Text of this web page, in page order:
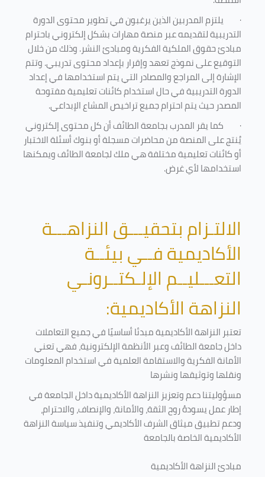
· يلتزم المدربين الذين يرغبون في تطوير محتوى الدورة
التدريبية لتقديمه عبر منصة مهارات بشكل إلكتروني باحترام
مبادئ حقوق الملكية الفكرية ومبادئ النشر. وذلك من خلال
التوقيع على نموذج تعهد وإقرار بإعداد محتوى تدريبي. وتتم
الإشارة إلى المراجع والمصادر التي يتم استخدامها في إعداد
الدورة التدريبية في حال استخدام كائنات تعليمية مفتوحة
المصدر حيث يتم احترام جميع تراخيص المشاع الإبداعي.
· كما يقر المدرب بجامعة الطائف أن كل محتوى إلكتروني
يُنتج على المنصة من محاضرات مسجلة أو بنوك أسئلة الاختبار
أو كائنات تعليمية مختلفة هي ملك لجامعة الطائف ويمكنها
استخدامها لأي غرض.
الالتـزام بتحقيـــق النزاهـــة
الأكاديمية فــي بيئــة
التعـــليــم الإلـكتــرونـي
النزاهة الأكاديمية:
تعتبر النزاهة الأكاديمية مبدئا أساسيًا في جميع التعاملات
داخل جامعة الطائف وعبر الأنظمة الإلكترونية، فهي تعني
الأمانة الفكرية والاستقامة العلمية في استخدام المعلومات
ونقلها وتوثيقها ونشرها
مسؤوليتنا دعم وتعزيز النزاهة الأكاديمية داخل الجامعة في
إطار عمل يسودهُ روح الثقة، والأمانة، والإنصاف، والاحترام،
ودعم تطبيق ميثاق الشرف الأكاديمي وتنفيذ سياسة النزاهة
الأكاديمية الخاصة بالجامعة
مبادئ النزاهة الأكاديمية